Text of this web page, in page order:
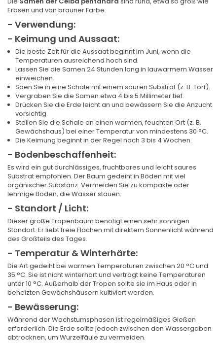
Erbsen und von brauner Farbe.
- Verwendung:
- Keimung und Aussaat:
Die beste Zeit für die Aussaat beginnt im Juni, wenn die
Temperaturen ausreichend hoch sind.
Lassen Sie die Samen 24 Stunden lang in lauwarmem Wasser
einweichen.
Säen Sie in eine Schale mit einem sauren Substrat (z. B. Torf).
Vergraben Sie die Samen etwa 4 bis 5 Millimeter tief.
Drücken Sie die Erde leicht an und bewässern Sie die Anzucht
vorsichtig.
Stellen Sie die Schale an einen warmen, feuchten Ort (z. B.
Gewächshaus) bei einer Temperatur von mindestens 30 °C.
Die Keimung beginnt in der Regel nach 3 bis 4 Wochen.
- Bodenbeschaffenheit:
Es wird ein gut durchlässiges, fruchtbares und leicht saures
Substrat empfohlen. Der Baum gedeiht in Böden mit viel
organischer Substanz. Vermeiden Sie zu kompakte oder
lehmige Böden, die Wasser stauen.
- Standort / Licht:
Dieser große Tropenbaum benötigt einen sehr sonnigen
Standort. Er liebt freie Flächen mit direktem Sonnenlicht während
des Großteils des Tages.
- Temperatur & Winterhärte:
Die Art gedeiht bei warmen Temperaturen zwischen 20 °C und
35 °C. Sie ist nicht winterhart und verträgt keine Temperaturen
unter 10 °C. Außerhalb der Tropen sollte sie im Haus oder in
beheizten Gewächshäusern kultiviert werden.
- Bewässerung:
Während der Wachstumsphasen ist regelmäßiges Gießen
erforderlich. Die Erde sollte jedoch zwischen den Wassergaben
abtrocknen, um Wurzelfäule zu vermeiden.